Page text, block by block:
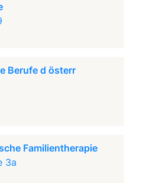
Berufe d österr
Familientherapie
3a